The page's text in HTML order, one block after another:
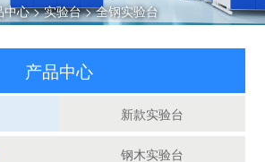
中心>实验台>全钢实验台
产品中心
新款实验台
钢木实验台